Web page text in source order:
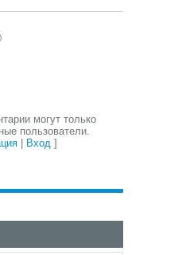
могут только
пользователи.
| Вход]